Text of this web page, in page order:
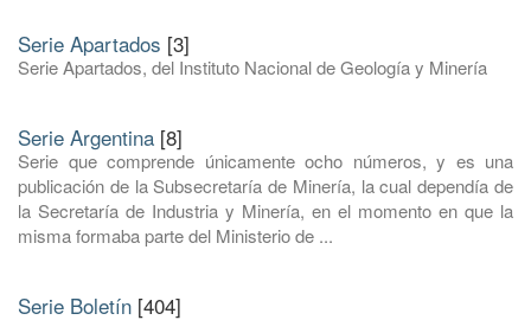
Serie Apartados [3]
Serie Apartados, del Instituto Nacional de Geología y Minería
Serie Argentina [8]
Serie que comprende únicamente ocho números, y es una
publicación de la Subsecretaría de Minería, la cual dependía de
la Secretaría de Industria y Minería, en el momento en que la
misma formaba parte del Ministerio de ...
Serie Boletín [404]